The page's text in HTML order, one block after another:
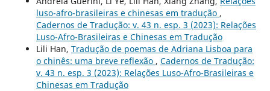
luso-afro-brasileiras e chinesas em tradução ,
Cadernos de Tradução: v. 43 n. esp. 3 (2023): Relações
Luso-Afro-Brasileiras e Chinesas em Tradução
Lili Han, Tradução de poemas de Adriana Lisboa para
o chinês: uma breve reflexão , Cadernos de Tradução:
v. 43 n. esp. 3 (2023): Relações Luso-Afro-Brasileiras e
Chinesas em Tradução